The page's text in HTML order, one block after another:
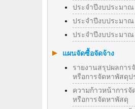
ประจำปีงบประมา
ประจำปีงบประมา
ประจำปีงบประมา
แผนจัดซื้อจัดจ้าง
รายงานสรุปผลการ
หรือการจัดหาพัสดุป
ความก้าวหน้าการจั
หรือการจัดหาพัสดุ